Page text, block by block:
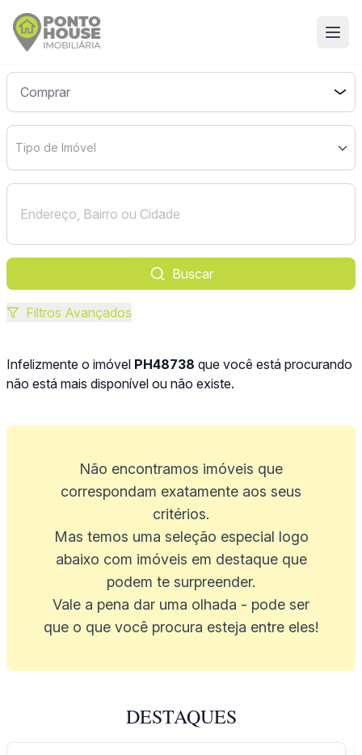
Tipo de Imóvel
Buscar
Filtros Avançados
Infelizmente o imóvel PH48738 que você está procurando
não está mais disponível ou não existe.
Não encontramos imóveis que
correspondam exatamente aos seus
critérios.
Mas temos uma seleção especial logo
abaixo com imóveis em destaque que
podem te surpreender.
Vale a pena dar uma olhada - pode ser
que o que você procura esteja entre eles!
DESTAQUES